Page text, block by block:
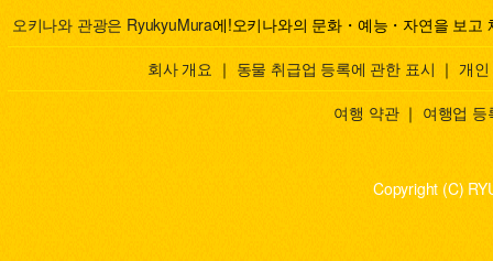
오키나와 관광은 RyukyuMura에!오키나와의 문화・예능・자연을 보고
회사 개요 ｜ 동물 취급업 등록에 관한 표시 ｜ 개
여행 약관 ｜ 여행업 등
Copyright (C)